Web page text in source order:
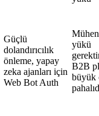
Güçlü
dolandırıcılık
önleme, yapay
zeka ajanları için
Web Bot Auth
yükü
B2B
büyük